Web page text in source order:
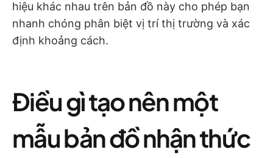
hiệu khác nhau trên bản đồ này cho phép bạn
nhanh chóng phân biệt vị trí thị trường và xác
định khoảng cách.
Điều gì tạo nên một
mẫu bản đồ nhận thức